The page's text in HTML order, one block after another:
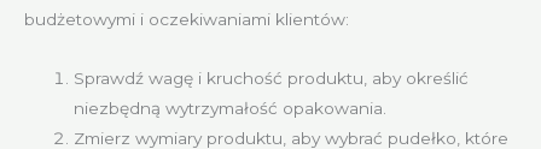
budżetowymi i oczekiwaniami klientów:
Sprawdź wagę i kruchość produktu, aby określić
niezbędną wytrzymałość opakowania.
Zmierz wymiary produktu, aby wybrać pudełko, które